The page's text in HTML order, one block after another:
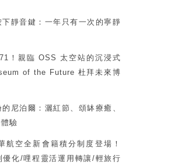
下靜音鍵：一年只有一次的寧靜
！親臨 OSS 太空站的沉浸式
of the Future 杜拜未來博
尼泊爾：灑紅節、頌缽療癒、
驗
航空全新會籍積分制度登場！
優化/哩程靈活運用轉讓/輕旅行